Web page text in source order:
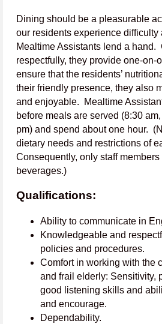
Dining should be a pleasurable
our residents experience difficulty
Mealtime Assistants lend a hand.
respectfully, they provide one-on-
ensure that the residents’
their friendly presence, they also
and enjoyable. Mealtime
before meals are served (8:30
pm) and spend about one hour.
dietary needs and restrictions of
Consequently, only staff
beverages.)
Qualifications:
Ability to communicate in
Knowledgeable and
policies and procedures.
Comfort in working with the
and frail elderly: Sensitivity,
good listening skills and
and encourage.
Dependability.